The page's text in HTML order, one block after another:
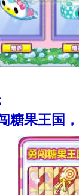
糖果王国